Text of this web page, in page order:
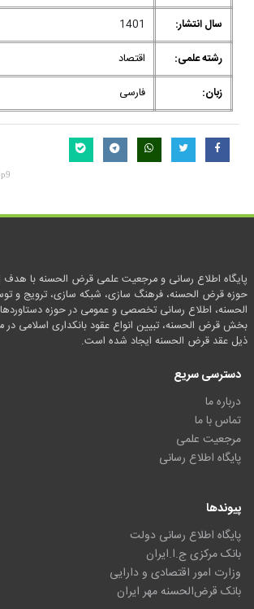
سال انتشار:
1401
رشته علمی:
اقتصاد
زبان:
فارسی
پایگاه اطلاع رسانی و مرجعیت علمی قرض الحسنه با
حوزه قرض الحسنه، فرهنگ سازی، شبکه سازی، ترویج و
الحسنه، اطلاع رسانی تخصصی و عمومی در حوزه
بخش قرض الحسنه، تبیین انواع عقود بانکداری اسلامی در
ذیل عقد قرض الحسنه ایجاد شده است.
دسترسی سریع
درباره ما
تماس با ما
مرجعیت علمی
پایگاه اطلاع رسانی
پیوندها
پایگاه اطلاع رسانی دولت
بانک مرکزی ج.ا.ایران
وزارت امور اقتصادی و دارایی
بانک قرض‌الحسنه مهر ایران